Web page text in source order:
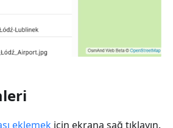
eklemek için ekrana sağ tıklayın.